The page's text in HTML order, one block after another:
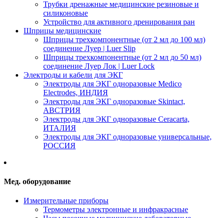
Трубки дренажные медицинские резиновые и
силиконовые
Устройство для активного дренирования ран
Шприцы медицинские
Шприцы трехкомпонентные (от 2 мл до 100 мл)
соединение Луер | Luer Slip
Шприцы трехкомпонентные (от 2 мл до 50 мл)
соединение Луер Лок | Luer Lock
Электроды и кабели для ЭКГ
Электроды для ЭКГ одноразовые Medico
Electrodes, ИНДИЯ
Электроды для ЭКГ одноразовые Skintact,
АВСТРИЯ
Электроды для ЭКГ одноразовые Ceracarta,
ИТАЛИЯ
Электроды для ЭКГ одноразовые универсальные,
РОССИЯ
Мед. оборудование
Измерительные приборы
Термометры электронные и инфракрасные